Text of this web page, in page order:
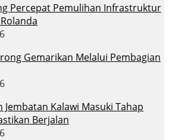
Percepat Pemulihan Infrastruktur
Gemarikan Melalui Pembagian
Jembatan Kalawi Masuki Tahap
Berjalan